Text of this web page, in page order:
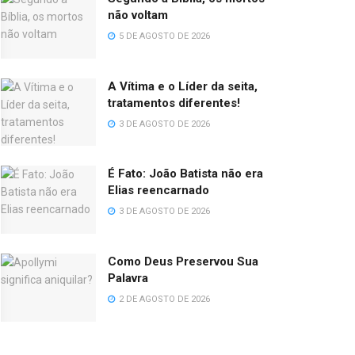
não voltam
5 DE AGOSTO DE 2026
A Vítima e o Líder da seita,
tratamentos diferentes!
3 DE AGOSTO DE 2026
É Fato: João Batista não era
Elias reencarnado
3 DE AGOSTO DE 2026
Como Deus Preservou Sua
Palavra
2 DE AGOSTO DE 2026